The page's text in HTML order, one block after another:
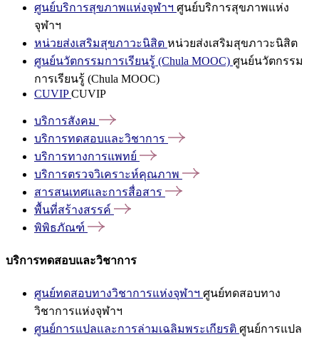
ศูนย์บริการสุขภาพแห่งจุฬาฯ ศูนย์บริการสุขภาพแห่ง
จุฬาฯ
หน่วยส่งเสริมสุขภาวะนิสิต หน่วยส่งเสริมสุขภาวะนิสิต
ศูนย์นวัตกรรมการเรียนรู้ (Chula MOOC) ศูนย์นวัตกรรม
การเรียนรู้ (Chula MOOC)
CUVIPCUVIP
บริการสังคม
บริการทดสอบและวิชาการ
บริการทางการแพทย์
บริการตรวจวิเคราะห์คุณภาพ
สารสนเทศและการสื่อสาร
พื้นที่สร้างสรรค์
พิพิธภัณฑ์
บริการทดสอบและวิชาการ
ศูนย์ทดสอบทางวิชาการแห่งจุฬาฯ ศูนย์ทดสอบทาง
วิชาการแห่งจุฬาฯ
ศูนย์การแปลและการล่ามเฉลิมพระเกียรติ ศูนย์การแปล